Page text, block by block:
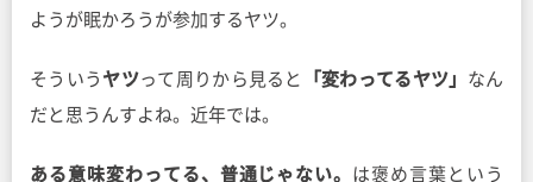
ようが眠かろうが参加するヤツ。
そういう ヤツって周りから見ると 「変わってるヤツ」 なん
だと思うんすよね。近年では。
ある意味変わってる、普通じゃない。 は褒め言葉という